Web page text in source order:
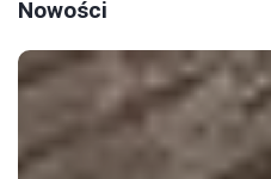
Nowości